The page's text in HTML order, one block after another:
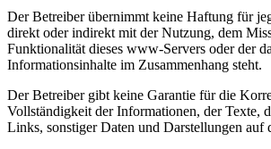
Der Betreiber übernimmt keine Haftung für
direkt oder indirekt mit der Nutzung, dem
Funktionalität dieses www-Servers oder der
Informationsinhalte im Zusammenhang steht.
Der Betreiber gibt keine Garantie für die
Vollständigkeit der Informationen, der Texte,
Links, sonstiger Daten und Darstellungen auf